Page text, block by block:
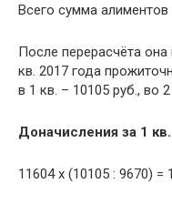
Всего сумма алиментов
После перерасчёта она
кв. 2017 года
в 1 кв. – 10105 руб., во
Доначисления за 1
11604 х (10105 : 9670) =